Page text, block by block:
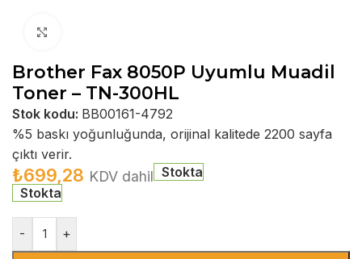
Brother Fax 8050P Uyumlu Muadil
Toner – TN-300HL
Stok kodu: BB00161-4792
%5 baskı yoğunluğunda, orijinal kalitede 2200 sayfa
çıktı verir.
₺699,28 KDV dahil Stokta
Stokta
- +